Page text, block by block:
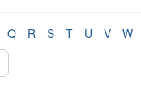
Q R S T U V W